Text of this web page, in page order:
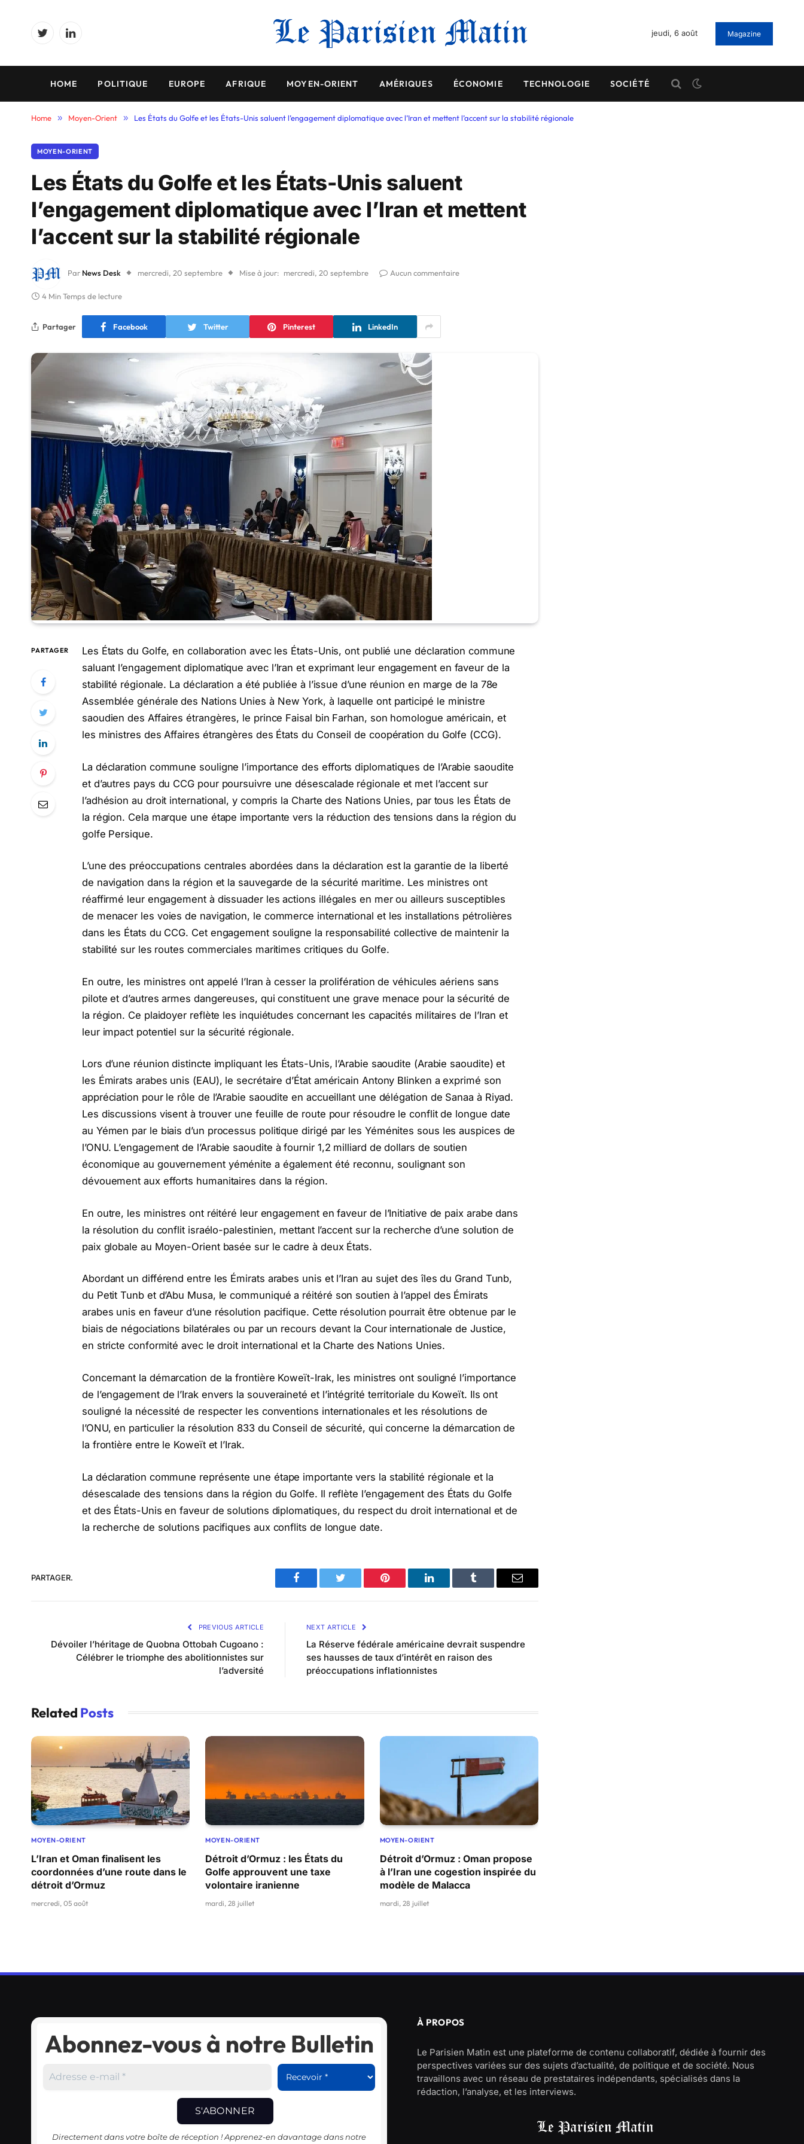
TwitterLinkedIn
jeudi, 6 août Magazine
HOME POLITIQUE EUROPE AFRIQUE MOYEN-ORIENT AMÉRIQUES ÉCONOMIE TECHNOLOGIE SOCIÉTÉ
Home » Moyen-Orient » Les États du Golfe et les États-Unis saluent l’engagement diplomatique avec l’Iran et mettent l’accent sur la stabilité régionale
MOYEN-ORIENT
Les États du Golfe et les États-Unis saluent
l’engagement diplomatique avec l’Iran et mettent
l’accent sur la stabilité régionale
Par News Desk mercredi, 20 septembre Mise à jour: mercredi, 20 septembre Aucun commentaire
4 Min Temps de lecture
Partager Facebook Twitter Pinterest LinkedIn
PARTAGER
Les États du Golfe, en collaboration avec les États-Unis, ont publié une déclaration commune
saluant l’engagement diplomatique avec l’Iran et exprimant leur engagement en faveur de la
stabilité régionale. La déclaration a été publiée à l’issue d’une réunion en marge de la 78e
Assemblée générale des Nations Unies à New York, à laquelle ont participé le ministre
saoudien des Affaires étrangères, le prince Faisal bin Farhan, son homologue américain, et
les ministres des Affaires étrangères des États du Conseil de coopération du Golfe (CCG).
La déclaration commune souligne l’importance des efforts diplomatiques de l’Arabie saoudite
et d’autres pays du CCG pour poursuivre une désescalade régionale et met l’accent sur
l’adhésion au droit international, y compris la Charte des Nations Unies, par tous les États de
la région. Cela marque une étape importante vers la réduction des tensions dans la région du
golfe Persique.
L’une des préoccupations centrales abordées dans la déclaration est la garantie de la liberté
de navigation dans la région et la sauvegarde de la sécurité maritime. Les ministres ont
réaffirmé leur engagement à dissuader les actions illégales en mer ou ailleurs susceptibles
de menacer les voies de navigation, le commerce international et les installations pétrolières
dans les États du CCG. Cet engagement souligne la responsabilité collective de maintenir la
stabilité sur les routes commerciales maritimes critiques du Golfe.
En outre, les ministres ont appelé l’Iran à cesser la prolifération de véhicules aériens sans
pilote et d’autres armes dangereuses, qui constituent une grave menace pour la sécurité de
la région. Ce plaidoyer reflète les inquiétudes concernant les capacités militaires de l’Iran et
leur impact potentiel sur la sécurité régionale.
Lors d’une réunion distincte impliquant les États-Unis, l’Arabie saoudite (Arabie saoudite) et
les Émirats arabes unis (EAU), le secrétaire d’État américain Antony Blinken a exprimé son
appréciation pour le rôle de l’Arabie saoudite en accueillant une délégation de Sanaa à Riyad.
Les discussions visent à trouver une feuille de route pour résoudre le conflit de longue date
au Yémen par le biais d’un processus politique dirigé par les Yéménites sous les auspices de
l’ONU. L’engagement de l’Arabie saoudite à fournir 1,2 milliard de dollars de soutien
économique au gouvernement yéménite a également été reconnu, soulignant son
dévouement aux efforts humanitaires dans la région.
En outre, les ministres ont réitéré leur engagement en faveur de l’Initiative de paix arabe dans
la résolution du conflit israélo-palestinien, mettant l’accent sur la recherche d’une solution de
paix globale au Moyen-Orient basée sur le cadre à deux États.
Abordant un différend entre les Émirats arabes unis et l’Iran au sujet des îles du Grand Tunb,
du Petit Tunb et d’Abu Musa, le communiqué a réitéré son soutien à l’appel des Émirats
arabes unis en faveur d’une résolution pacifique. Cette résolution pourrait être obtenue par le
biais de négociations bilatérales ou par un recours devant la Cour internationale de Justice,
en stricte conformité avec le droit international et la Charte des Nations Unies.
Concernant la démarcation de la frontière Koweït-Irak, les ministres ont souligné l’importance
de l’engagement de l’Irak envers la souveraineté et l’intégrité territoriale du Koweït. Ils ont
souligné la nécessité de respecter les conventions internationales et les résolutions de
l’ONU, en particulier la résolution 833 du Conseil de sécurité, qui concerne la démarcation de
la frontière entre le Koweït et l’Irak.
La déclaration commune représente une étape importante vers la stabilité régionale et la
désescalade des tensions dans la région du Golfe. Il reflète l’engagement des États du Golfe
et des États-Unis en faveur de solutions diplomatiques, du respect du droit international et de
la recherche de solutions pacifiques aux conflits de longue date.
PARTAGER.
Facebook Twitter Pinterest LinkedIn Tumblr Email
PREVIOUS ARTICLE
Dévoiler l’héritage de Quobna Ottobah Cugoano :
Célébrer le triomphe des abolitionnistes sur
l’adversité
NEXT ARTICLE
La Réserve fédérale américaine devrait suspendre
ses hausses de taux d’intérêt en raison des
préoccupations inflationnistes
Related Posts
MOYEN-ORIENT
L’Iran et Oman finalisent les
coordonnées d’une route dans le
détroit d’Ormuz
mercredi, 05 août
MOYEN-ORIENT
Détroit d’Ormuz : les États du
Golfe approuvent une taxe
volontaire iranienne
mardi, 28 juillet
MOYEN-ORIENT
Détroit d’Ormuz : Oman propose
à l’Iran une cogestion inspirée du
modèle de Malacca
mardi, 28 juillet
Abonnez-vous à notre Bulletin
Directement dans votre boîte de réception ! Apprenez-en davantage dans notre
À PROPOS
Le Parisien Matin est une plateforme de contenu collaboratif, dédiée à fournir des
perspectives variées sur des sujets d’actualité, de politique et de société. Nous
travaillons avec un réseau de prestataires indépendants, spécialisés dans la
rédaction, l’analyse, et les interviews.